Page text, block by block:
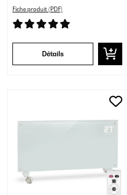
Fiche produit (PDF)
Détails